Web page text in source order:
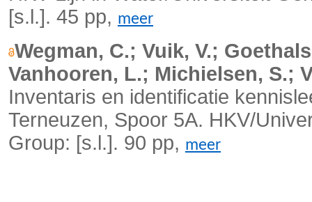
[s.l.]. 45 pp, meer
Wegman, C.; Vuik, V.;
Vanhooren, L.; Michielsen, S.;
Inventaris en identificatie
Terneuzen, Spoor 5A. HKV/
Group: [s.l.]. 90 pp, meer